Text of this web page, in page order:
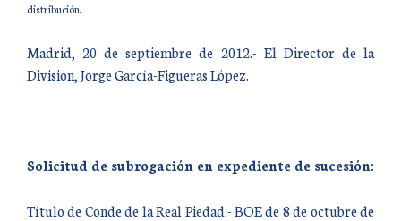
distribución.
Madrid, 20 de septiembre de 2012.- El Director de la
División, Jorge García-Figueras López.
Solicitud de subrogación en expediente de sucesión:
Título de Conde de la Real Piedad.- BOE de 8 de octubre de